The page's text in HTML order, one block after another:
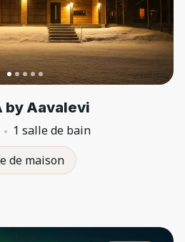
by Aavalevi
1 salle de bain
de maison